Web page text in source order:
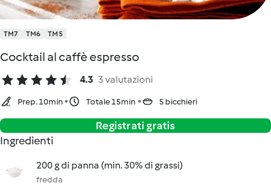
TM7 TM6 TM5
Cocktail al caffè espresso
4.3 3 valutazioni
Prep. 10min Totale 15min 5 bicchieri
Registrati gratis
Ingredienti
200 g di panna (min. 30% di grassi)
fredda